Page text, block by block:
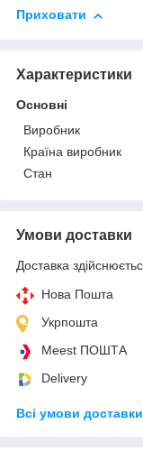
Приховати
Характеристики
Основні
Виробник
Країна виробник
Стан
Умови доставки
Доставка
Нова Пошта
Укрпошта
Meest ПОШТА
Delivery
Всі умови доставки